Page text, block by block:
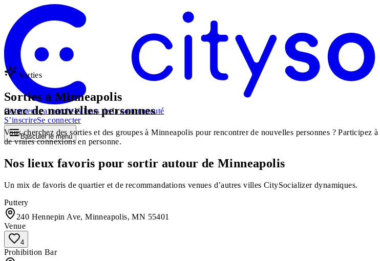
Comment ça marcheValeurs de la communauté
S’inscrireSe connecter
Basculer le menu
Sorties
Sorties à Minneapolis
avec de nouvelles personnes
Vous cherchez des sorties et des groupes à Minneapolis pour rencontrer de nouvelles personnes ?
de vraies connexions en personne.
Nos lieux favoris pour sortir autour de Minneapolis
Un mix de favoris de quartier et de recommandations venues d’autres villes CitySocializer dynamiques.
Puttery
240 Hennepin Ave, Minneapolis, MN 55401
Venue
4
Prohibition Bar